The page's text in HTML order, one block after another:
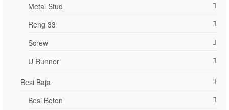
Metal Stud
Reng 33
Screw
U Runner
Besi Baja
Besi Beton